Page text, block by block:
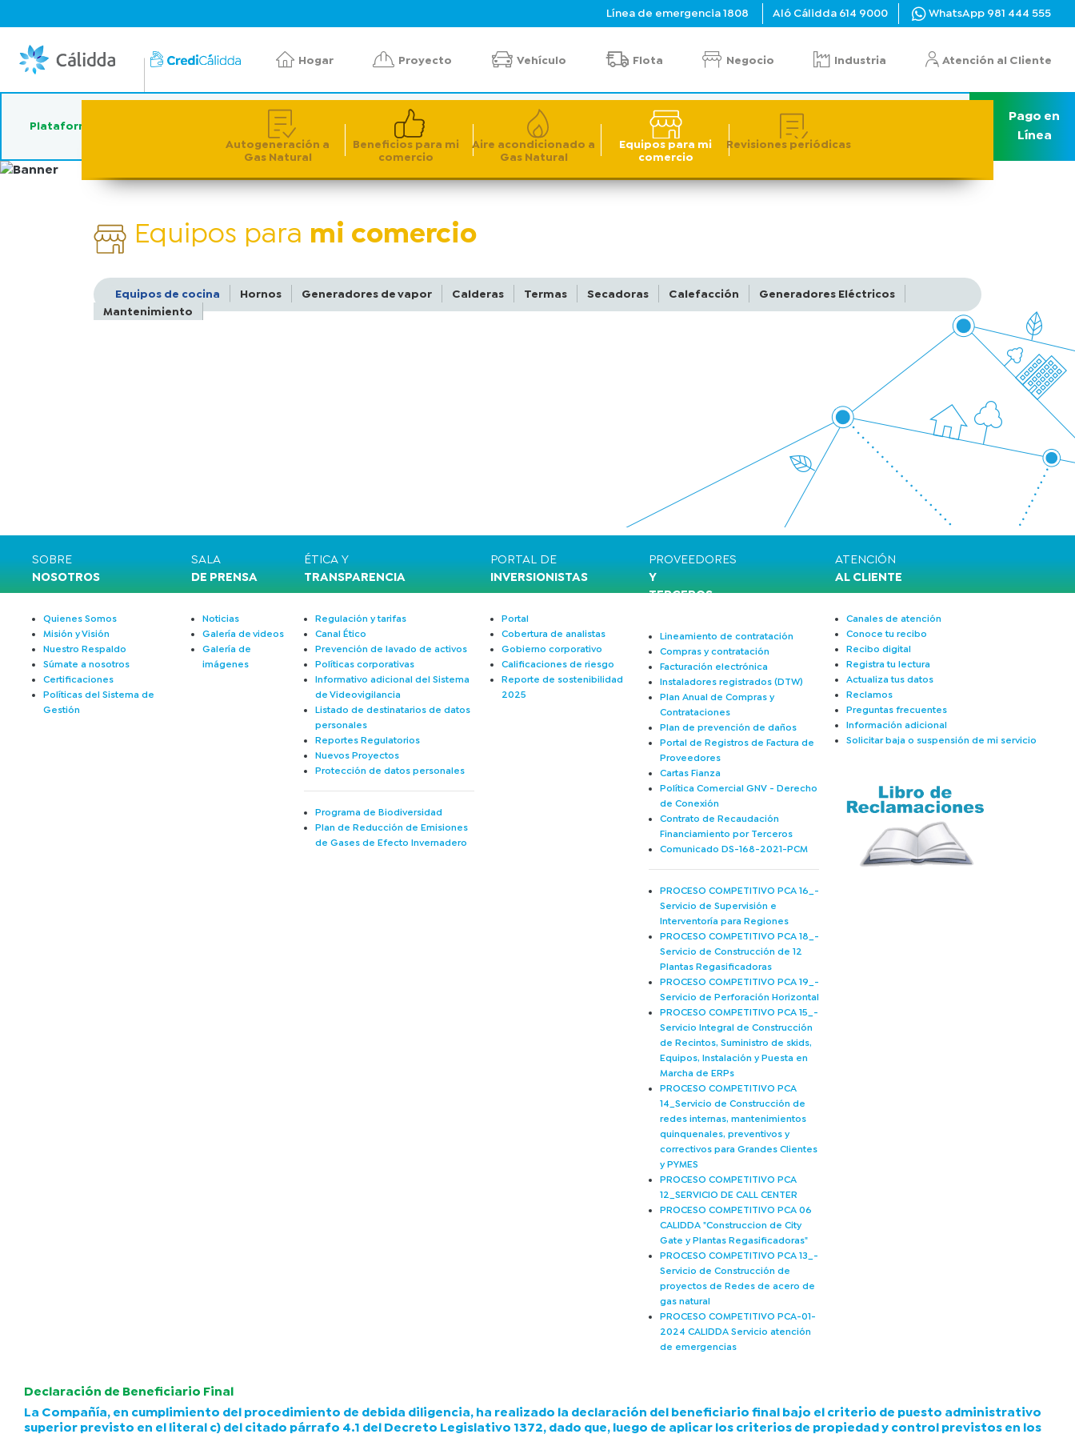
Línea de emergencia 1808 Aló Cálidda 614 9000 WhatsApp 981 444 555
Hogar Proyecto Vehículo Flota Negocio Industria Atención al Cliente
Plataforma Digital Oficina Virtual Tienda Virtual Recibo Digital Autolectura
Pago en
Línea
Autogeneración a​
Gas Natural
Beneficios para mi
comercio
Aire acondicionado a​
Gas Natural
Equipos para mi
comercio
Revisiones ​periódicas
Equipos para mi comercio
Equipos de cocina Hornos Generadores de vapor Calderas Termas Secadoras Calefacción
Generadores Eléctricos
Mantenimiento
SOBRE
NOSOTROS
Quienes Somos
Misión y Visión
Nuestro Respaldo
Súmate a nosotros
Certificaciones
Políticas del Sistema de
Gestión
SALA
DE PRENSA
Noticias
Galería de videos
Galería de
imágenes
ÉTICA Y
TRANSPARENCIA
Regulación y tarifas
Canal Ético
Prevención de lavado de activos
Políticas corporativas
Informativo adicional del Sistema
de Videovigilancia
Listado de destinatarios de datos
personales
Reportes Regulatorios
Nuevos Proyectos
Protección de datos personales
Programa de Biodiversidad
Plan de Reducción de Emisiones
de Gases de Efecto Invernadero
PORTAL DE
INVERSIONISTAS
Portal
Cobertura de analistas
Gobierno corporativo
Calificaciones de riesgo
Reporte de sostenibilidad
2025
PROVEEDORES
Y
TERCEROS
Lineamiento de contratación
Compras y contratación
Facturación electrónica
Instaladores registrados (DTW)
Plan Anual de Compras y
Contrataciones
Plan de prevención de daños
Portal de Registros de Factura de
Proveedores
Cartas Fianza
Política Comercial GNV - Derecho
de Conexión
Contrato de Recaudación
Financiamiento por Terceros
Comunicado DS-168-2021-PCM
PROCESO COMPETITIVO PCA 16_-
Servicio de Supervisión e
Interventoría para Regiones
PROCESO COMPETITIVO PCA 18_-
Servicio de Construcción de 12
Plantas Regasificadoras
PROCESO COMPETITIVO PCA 19_-
Servicio de Perforación Horizontal
PROCESO COMPETITIVO PCA 15_-
Servicio Integral de Construcción
de Recintos, Suministro de skids,
Equipos, Instalación y Puesta en
Marcha de ERPs
PROCESO COMPETITIVO PCA
14_Servicio de Construcción de
redes internas, mantenimientos
quinquenales, preventivos y
correctivos para Grandes Clientes
y PYMES
PROCESO COMPETITIVO PCA
12_SERVICIO DE CALL CENTER
PROCESO COMPETITIVO PCA 06
CALIDDA "Construccion de City
Gate y Plantas Regasificadoras"
PROCESO COMPETITIVO PCA 13_-
Servicio de Construcción de
proyectos de Redes de acero de
gas natural
PROCESO COMPETITIVO PCA-01-
2024 CALIDDA Servicio atención
de emergencias
ATENCIÓN
AL CLIENTE
Canales de atención
Conoce tu recibo
Recibo digital
Registra tu lectura
Actualiza tus datos
Reclamos
Preguntas frecuentes
Información adicional
Solicitar baja o suspensión de mi servicio
Declaración de Beneficiario Final
La Compañía, en cumplimiento del procedimiento de debida diligencia, ha realizado la declaración del beneficiario final bajo el criterio de puesto administrativo
superior previsto en el literal c) del citado párrafo 4.1 del Decreto Legislativo 1372, dado que, luego de aplicar los criterios de propiedad y control previstos en los